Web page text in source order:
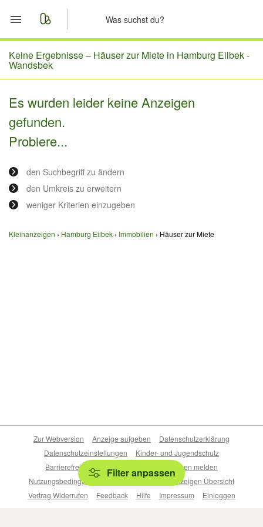
Start
Merkliste
Nachrichten
Anzeige aufgeben
Keine Ergebnisse – Häuser zur Miete in Hamburg Eilbek -
Wandsbek
Es wurden leider keine Anzeigen
gefunden.
Probiere...
den Suchbegriff zu ändern
den Umkreis zu erweitern
weniger Kriterien einzugeben
Kleinanzeigen Hamburg Eilbek Immobilien Häuser zur Miete
Filter anpassen
Zur Webversion Anzeige aufgeben
Datenschutzerklärung
Datenschutzeinstellungen
Kinder- und Jugendschutz
Barrierefreiheitserklärung
Sicherheitslücken melden
Nutzungsbedingungen
Beliebte Suchen
Anzeigen Übersicht
Vertrag Widerrufen
Feedback Hilfe Impressum Einloggen